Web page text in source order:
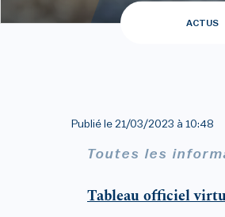
ACTUS
Publié le 21/03/2023 à 10:48
Toutes les
Tableau officiel